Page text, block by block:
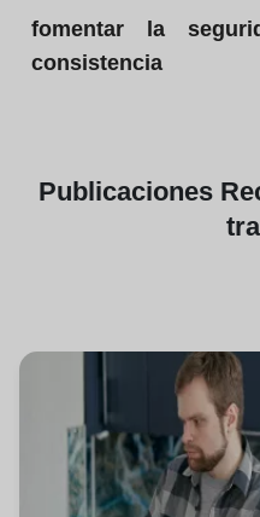
fomentar la
consistencia
Publicaciones